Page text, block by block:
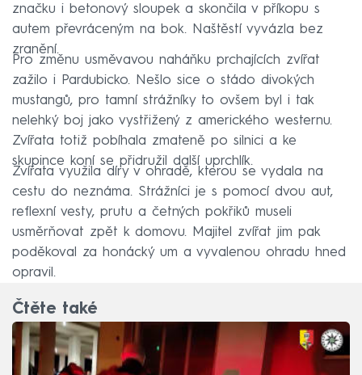
značku i betonový sloupek a skončila v příkopu s
autem převráceným na bok. Naštěstí vyvázla bez
zranění.
Pro změnu usměvavou naháňku prchajících zvířat
zažilo i Pardubicko. Nešlo sice o stádo divokých
mustangů, pro tamní strážníky to ovšem byl i tak
nelehký boj jako vystřižený z amerického westernu.
Zvířata totiž pobíhala zmateně po silnici a ke
skupince koní se přidružil další uprchlík.
Zvířata využila díry v ohradě, kterou se vydala na
cestu do neznáma. Strážníci je s pomocí dvou aut,
reflexní vesty, prutu a četných pokřiků museli
usměrňovat zpět k domovu. Majitel zvířat jim pak
poděkoval za honácký um a vyvalenou ohradu hned
opravil.
Čtěte také